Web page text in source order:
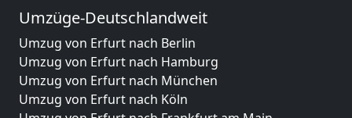
Umzüge-Deutschlandweit
Umzug von Erfurt nach Berlin
Umzug von Erfurt nach Hamburg
Umzug von Erfurt nach München
Umzug von Erfurt nach Köln